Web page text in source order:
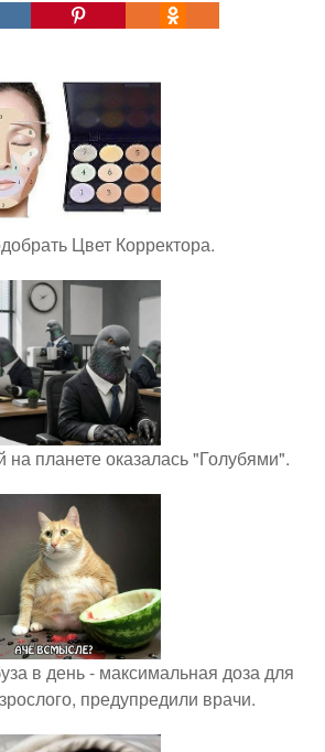
Цвет Корректора.
планете оказалась "Голубями".
в день - максимальная доза для
предупредили врачи.